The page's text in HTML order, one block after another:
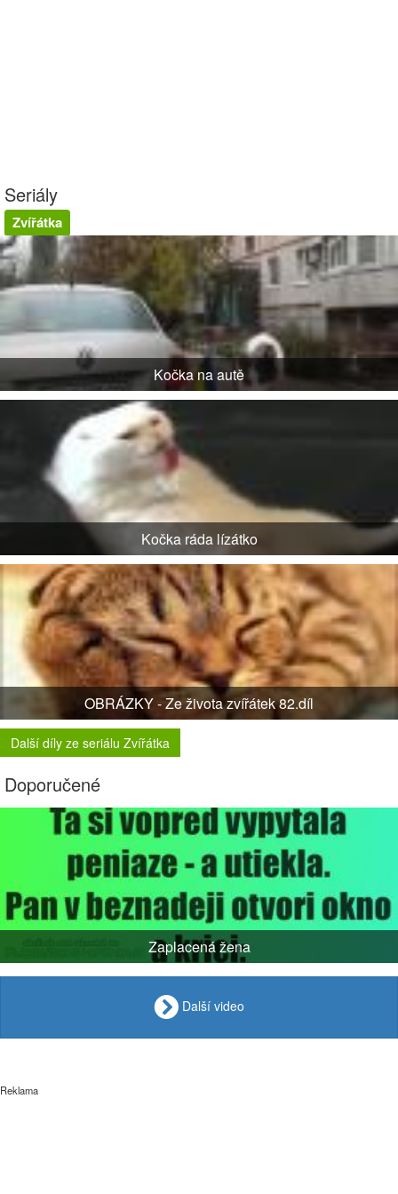
Seriály
Zvířátka
Kočka na autě
Kočka ráda lízátko
OBRÁZKY - Ze života zvířátek 82.díl
Další díly ze seriálu Zvířátka
Doporučené
Zaplacená žena
Další video
Reklama